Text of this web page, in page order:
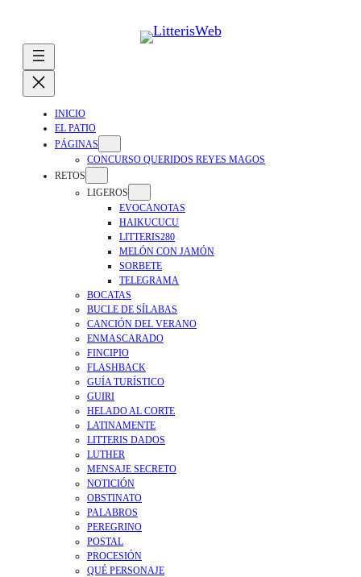
contenido
INICIO
EL PATIO
PÁGINAS
CONCURSO QUERIDOS REYES MAGOS
RETOS
LIGEROS
EVOCANOTAS
HAIKUCUCU
LITTERIS280
MELÓN CON JAMÓN
SORBETE
TELEGRAMA
BOCATAS
BUCLE DE SÍLABAS
CANCIÓN DEL VERANO
ENMASCARADO
FINCIPIO
FLASHBACK
GUÍA TURÍSTICO
GUIRI
HELADO AL CORTE
LATINAMENTE
LITTERIS DADOS
LUTHER
MENSAJE SECRETO
NOTICIÓN
OBSTINATO
PALABROS
PEREGRINO
POSTAL
PROCESIÓN
QUÉ PERSONAJE